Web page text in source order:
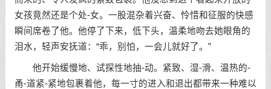
女孩竟然还是个处-女。一股混杂着兴奋、怜惜和征服的快感
瞬间席卷了他。他停了下来，低下头，温柔地吻去她眼角的
泪水，轻声安抚道：“乖，别怕，一会儿就好了。”
他开始缓慢地、试探性地抽-动。紧致、湿-滑、温热的-
甬-道紧-紧地包裹着他，每一寸的进入和退出都带来一种难以